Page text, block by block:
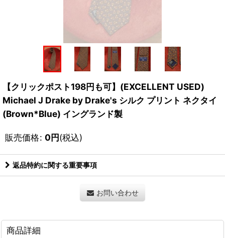
【クリックポスト198円も可】(EXCELLENT USED)
Michael J Drake by Drake's シルク プリント ネクタイ
(Brown*Blue) イングランド製
販売価格: 0円(税込)
返品特約に関する重要事項
お問い合わせ
商品詳細